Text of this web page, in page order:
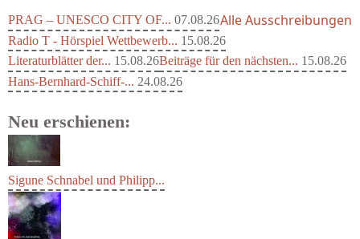
PRAG – UNESCO CITY OF... 07.08.26
Radio T - Hörspiel Wettbewerb... 15.08.26
Literaturblätter der... 15.08.26Beiträge für den nächsten... 15.08.26
Hans-Bernhard-Schiff-... 24.08.26
Alle Ausschreibungen
Neu erschienen:
Sigune Schnabel und Philipp...